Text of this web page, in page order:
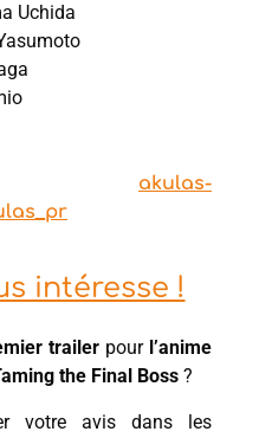
Uchida
: akulas-
intéresse !
trailer pour l’anime
the Final Boss ?
votre avis dans les